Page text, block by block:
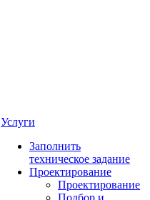
Услуги
Заполнить
техническое задание
Проектирование
Проектирование
Подбор и